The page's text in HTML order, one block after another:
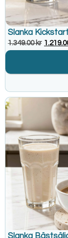
Slanka
1.349.00kr
Slanka